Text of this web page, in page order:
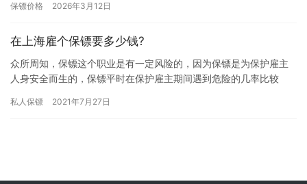
保镖价格 2026年3月12日
在上海雇个保镖要多少钱?
众所周知，保镖这个职业是有一定风险的，因为保镖是为保护雇主
人身安全而生的，保镖平时在保护雇主期间遇到危险的几率比较
上海…
私人保镖 2021年7月27日